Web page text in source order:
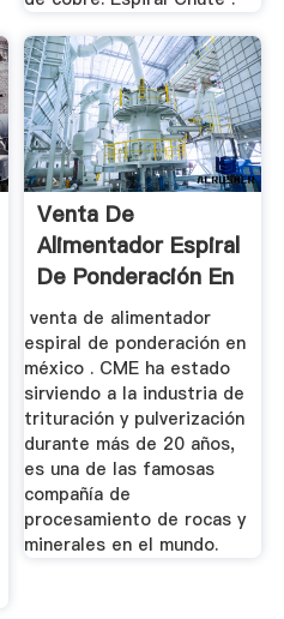
Venta De
Alimentador Espiral
De Ponderación En
México
venta de alimentador
espiral de ponderación en
méxico . CME ha estado
sirviendo a la industria de
trituración y pulverización
durante más de 20 años,
es una de las famosas
compañía de
procesamiento de rocas y
minerales en el mundo.